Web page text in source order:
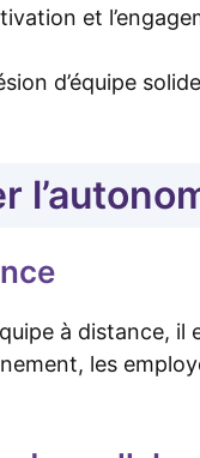
et
d’équipe
à distance, il
les